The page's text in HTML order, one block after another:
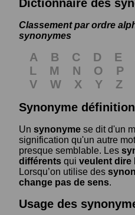
Dictionnaire des
Classement par ordre
synonymes
A B C D E
L
M N O P
V
W X Y
Z
Synonyme définition
Un synonyme se dit d'un
signification qu'un autre
presque semblable. Les
différents qui veulent dire
Lorsqu’on utilise des
change pas de sens.
Usage des